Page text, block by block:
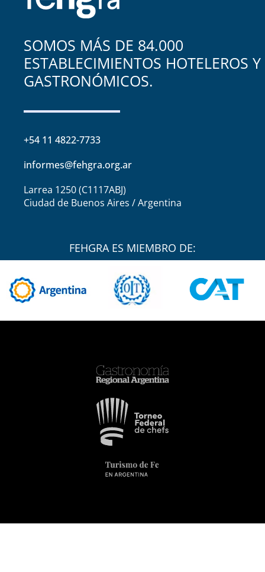
SOMOS MÁS DE 84.000
ESTABLECIMIENTOS HOTELEROS Y
GASTRONÓMICOS.
+54 11 4822-7733
informes@fehgra.org.ar
Larrea 1250 (C1117ABJ)
Ciudad de Buenos Aires / Argentina
FEHGRA ES MIEMBRO DE: